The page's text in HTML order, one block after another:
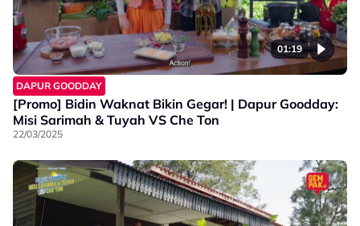
01:19
DAPUR GOODDAY
[Promo] Bidin Waknat Bikin Gegar! | Dapur Goodday:
Misi Sarimah & Tuyah VS Che Ton
22/03/2025